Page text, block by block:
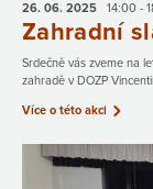
26. 06. 2025 14:00 -
Zahradní
Srdečně vás zveme na
zahradě v DOZP
Více o této akci